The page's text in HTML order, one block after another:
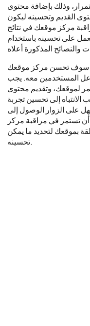
وذلك بإضافة محتوى
القديم وتحسينه ليكون
مركز موقعك في نتائج
على تحسينه باستخدام
سوف تحسن مركز موقعك
المستخدمين معه. يجب
لموقعك، وتقديم محتوى
إلى تحسين تجربة
على الزوار الوصول إلى
تستمر في مراقبة مركز
بموقعك لتحديد ما يمكن
تحسينه.